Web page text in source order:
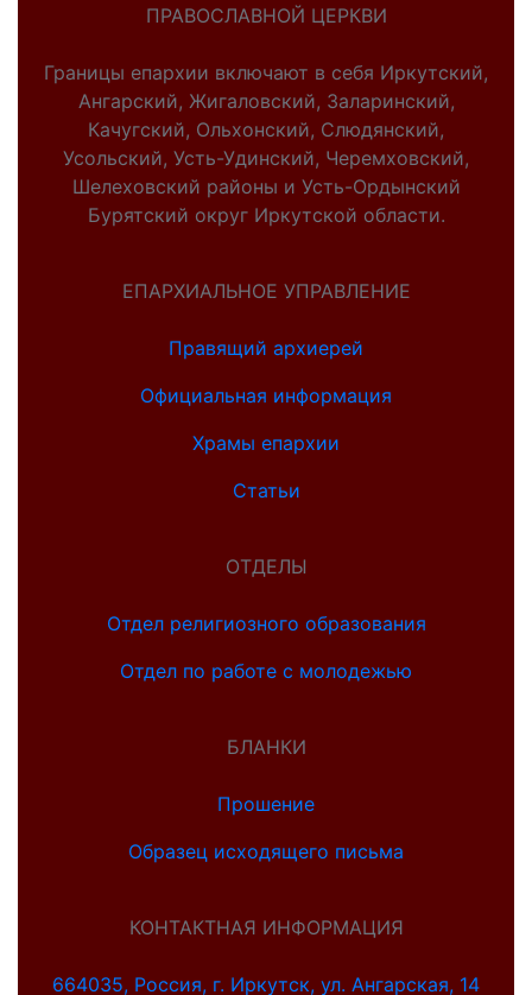
ПРАВОСЛАВНОЙ ЦЕРКВИ
Границы епархии включают в себя Иркутский,
Ангарский, Жигаловский, Заларинский,
Качугский, Ольхонский, Слюдянский,
Усольский, Усть-Удинский, Черемховский,
Шелеховский районы и Усть-Ордынский
Бурятский округ Иркутской области.
ЕПАРХИАЛЬНОЕ УПРАВЛЕНИЕ
Правящий архиерей
Официальная информация
Храмы епархии
Статьи
ОТДЕЛЫ
Отдел религиозного образования
Отдел по работе с молодежью
БЛАНКИ
Прошение
Образец исходящего письма
КОНТАКТНАЯ ИНФОРМАЦИЯ
664035, Россия, г. Иркутск, ул. Ангарская, 14